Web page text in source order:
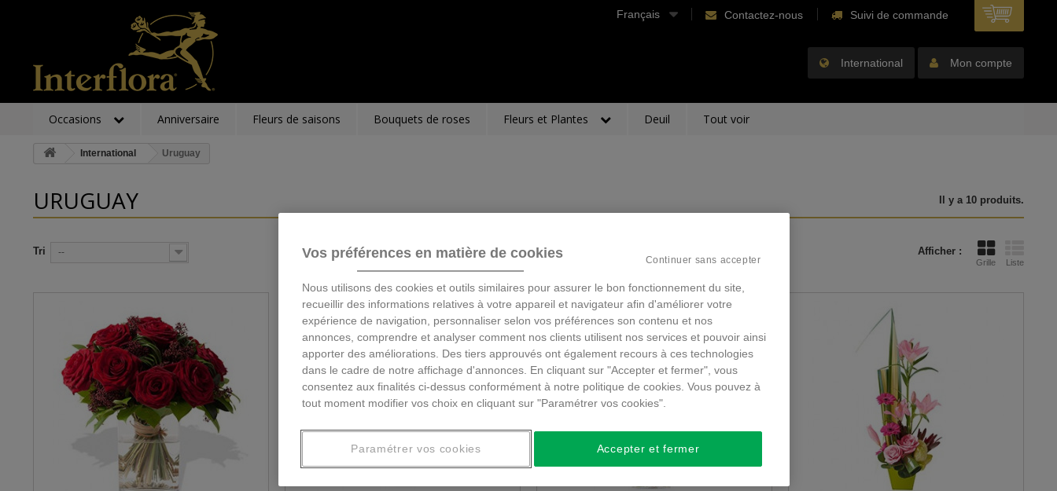
Français Contactez-nous Suivi de commande
International Mon compte
Occasions Anniversaire Fleurs de saisons Bouquets de roses Fleurs et Plantes Deuil Tout voir
International Uruguay
URUGUAY Il y a 10 produits.
Afficher :
Grille Liste
Tri -- Vos préférences en matière de cookies
Nous utilisons des cookies et outils similaires pour assurer le bon fonctionnement du site,
recueillir des informations relatives à votre appareil et navigateur afin d'améliorer votre
expérience de navigation, personnaliser selon vos préférences son contenu et nos
annonces, comprendre et analyser comment nos clients utilisent nos services et pouvoir ainsi
apporter des améliorations. Des tiers approuvés ont également recours à ces technologies
dans le cadre de notre affichage d'annonces. En cliquant sur "Accepter et fermer", vous
consentez aux finalités ci-dessus conformément à notre politique de cookies. Vous pouvez à
tout moment modifier vos choix en cliquant sur "Paramétrer vos cookies".
Continuer sans accepter
Accepter et fermer
Paramétrer vos cookies